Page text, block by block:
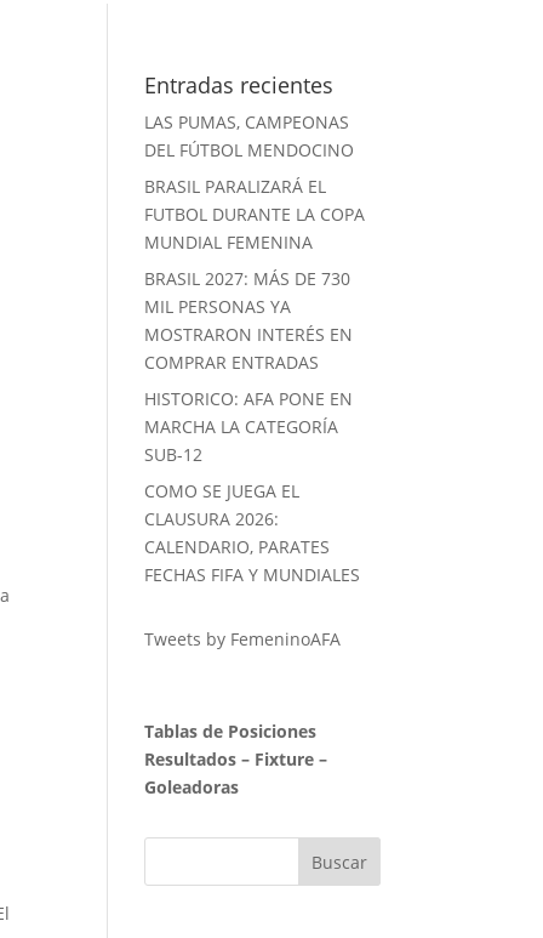
Entradas recientes
LAS PUMAS, CAMPEONAS
DEL FÚTBOL MENDOCINO
BRASIL PARALIZARÁ EL
FUTBOL DURANTE LA COPA
MUNDIAL FEMENINA
BRASIL 2027: MÁS DE 730
MIL PERSONAS YA
MOSTRARON INTERÉS EN
COMPRAR ENTRADAS
HISTORICO: AFA PONE EN
MARCHA LA CATEGORÍA
SUB-12
COMO SE JUEGA EL
CLAUSURA 2026:
CALENDARIO, PARATES
FECHAS FIFA Y MUNDIALES
Tweets by FemeninoAFA
Tablas de Posiciones
Resultados – Fixture –
Goleadoras